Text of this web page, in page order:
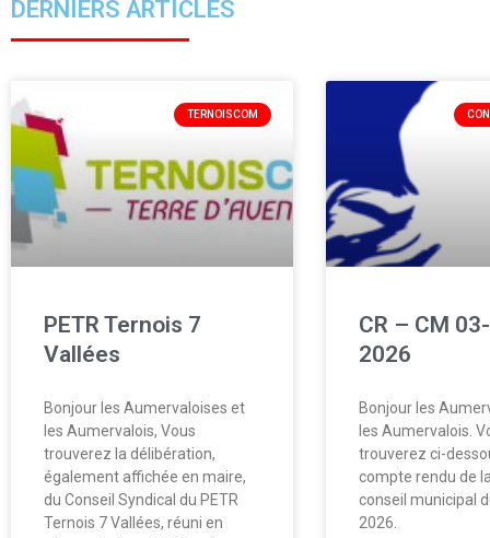
DERNIERS ARTICLES
TERNOISCOM
PETR Ternois 7
Vallées
Bonjour les Aumervaloises et
les Aumervalois, Vous
trouverez la délibération,
également affichée en maire,
du Conseil Syndical du PETR
Ternois 7 Vallées, réuni en
CR – CM
2026
Bonjour les
les Aumervalois.
trouverez ci-
compte rendu de
conseil municipal
2026.